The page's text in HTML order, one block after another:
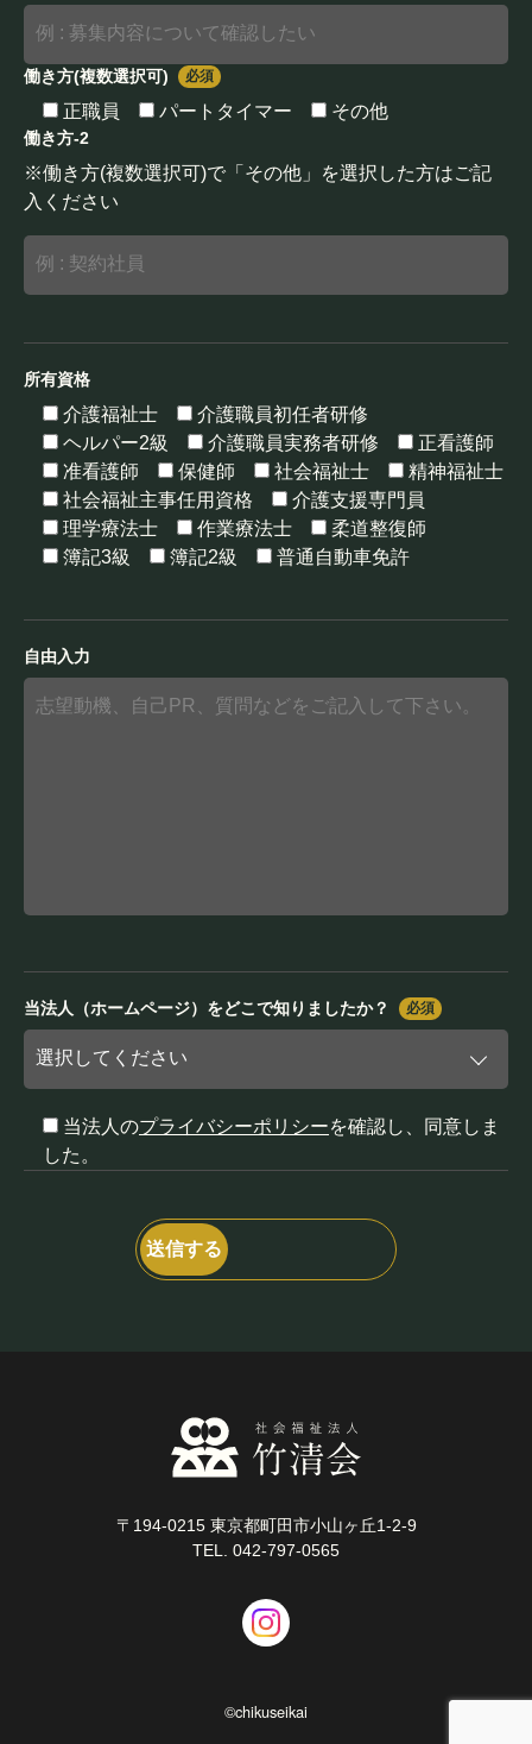
働き方(複数選択可) 必須
正職員 パートタイマー その他
働き方-2
※働き方(複数選択可)で「その他」を選択した方はご記
入ください
所有資格
介護福祉士
介護職員初任者研修
ヘルパー2級
介護職員実務者研修
正看護師
准看護師
保健師 社会福祉士
精神福祉士
社会福祉主事任用資格
介護支援専門員
理学療法士
作業療法士
柔道整復師
簿記3級
簿記2級 普通自動車免許
自由入力
当法人（ホームページ）をどこで知りましたか？ 必須
当法人のプライバシーポリシーを確認し、同意しま
した。
〒194-0215 東京都町田市小山ヶ丘1-2-9
TEL. 042-797-0565
©chikuseikai